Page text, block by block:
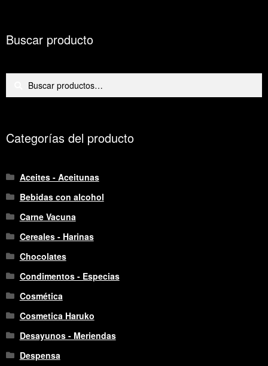
Buscar producto
Buscar
Buscar
Categorías del producto
Aceites - Aceitunas
Bebidas con alcohol
Carne Vacuna
Cereales - Harinas
Chocolates
Condimentos - Especias
Cosmética
Cosmetica Haruko
Desayunos - Meriendas
Despensa